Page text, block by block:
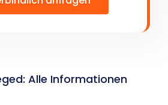
Alle Informationen